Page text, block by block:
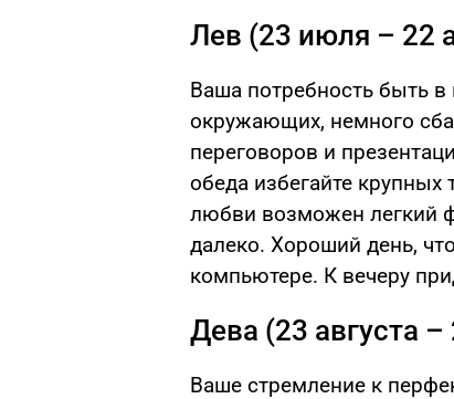
Лев (23 июля – 22
Ваша потребность быть
окружающих, немного
переговоров и
обеда избегайте
любви возможен легкий
далеко. Хороший день,
компьютере. К вечеру
Дева (23 августа –
Ваше стремление к